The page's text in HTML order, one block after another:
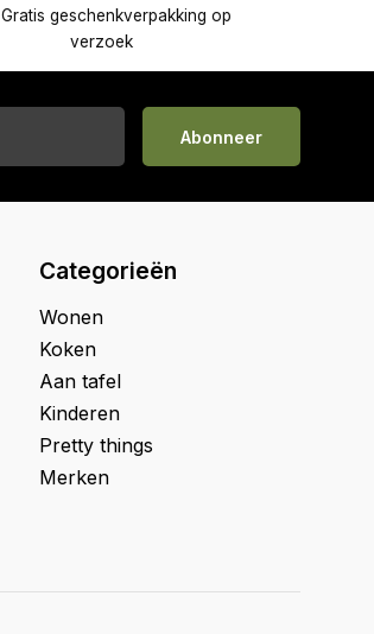
Gratis geschenkverpakking op
verzoek
Abonneer
Categorieën
Wonen
Koken
Aan tafel
Kinderen
Pretty things
Merken